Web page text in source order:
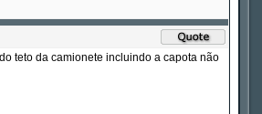
teto da camionete incluindo a capota não